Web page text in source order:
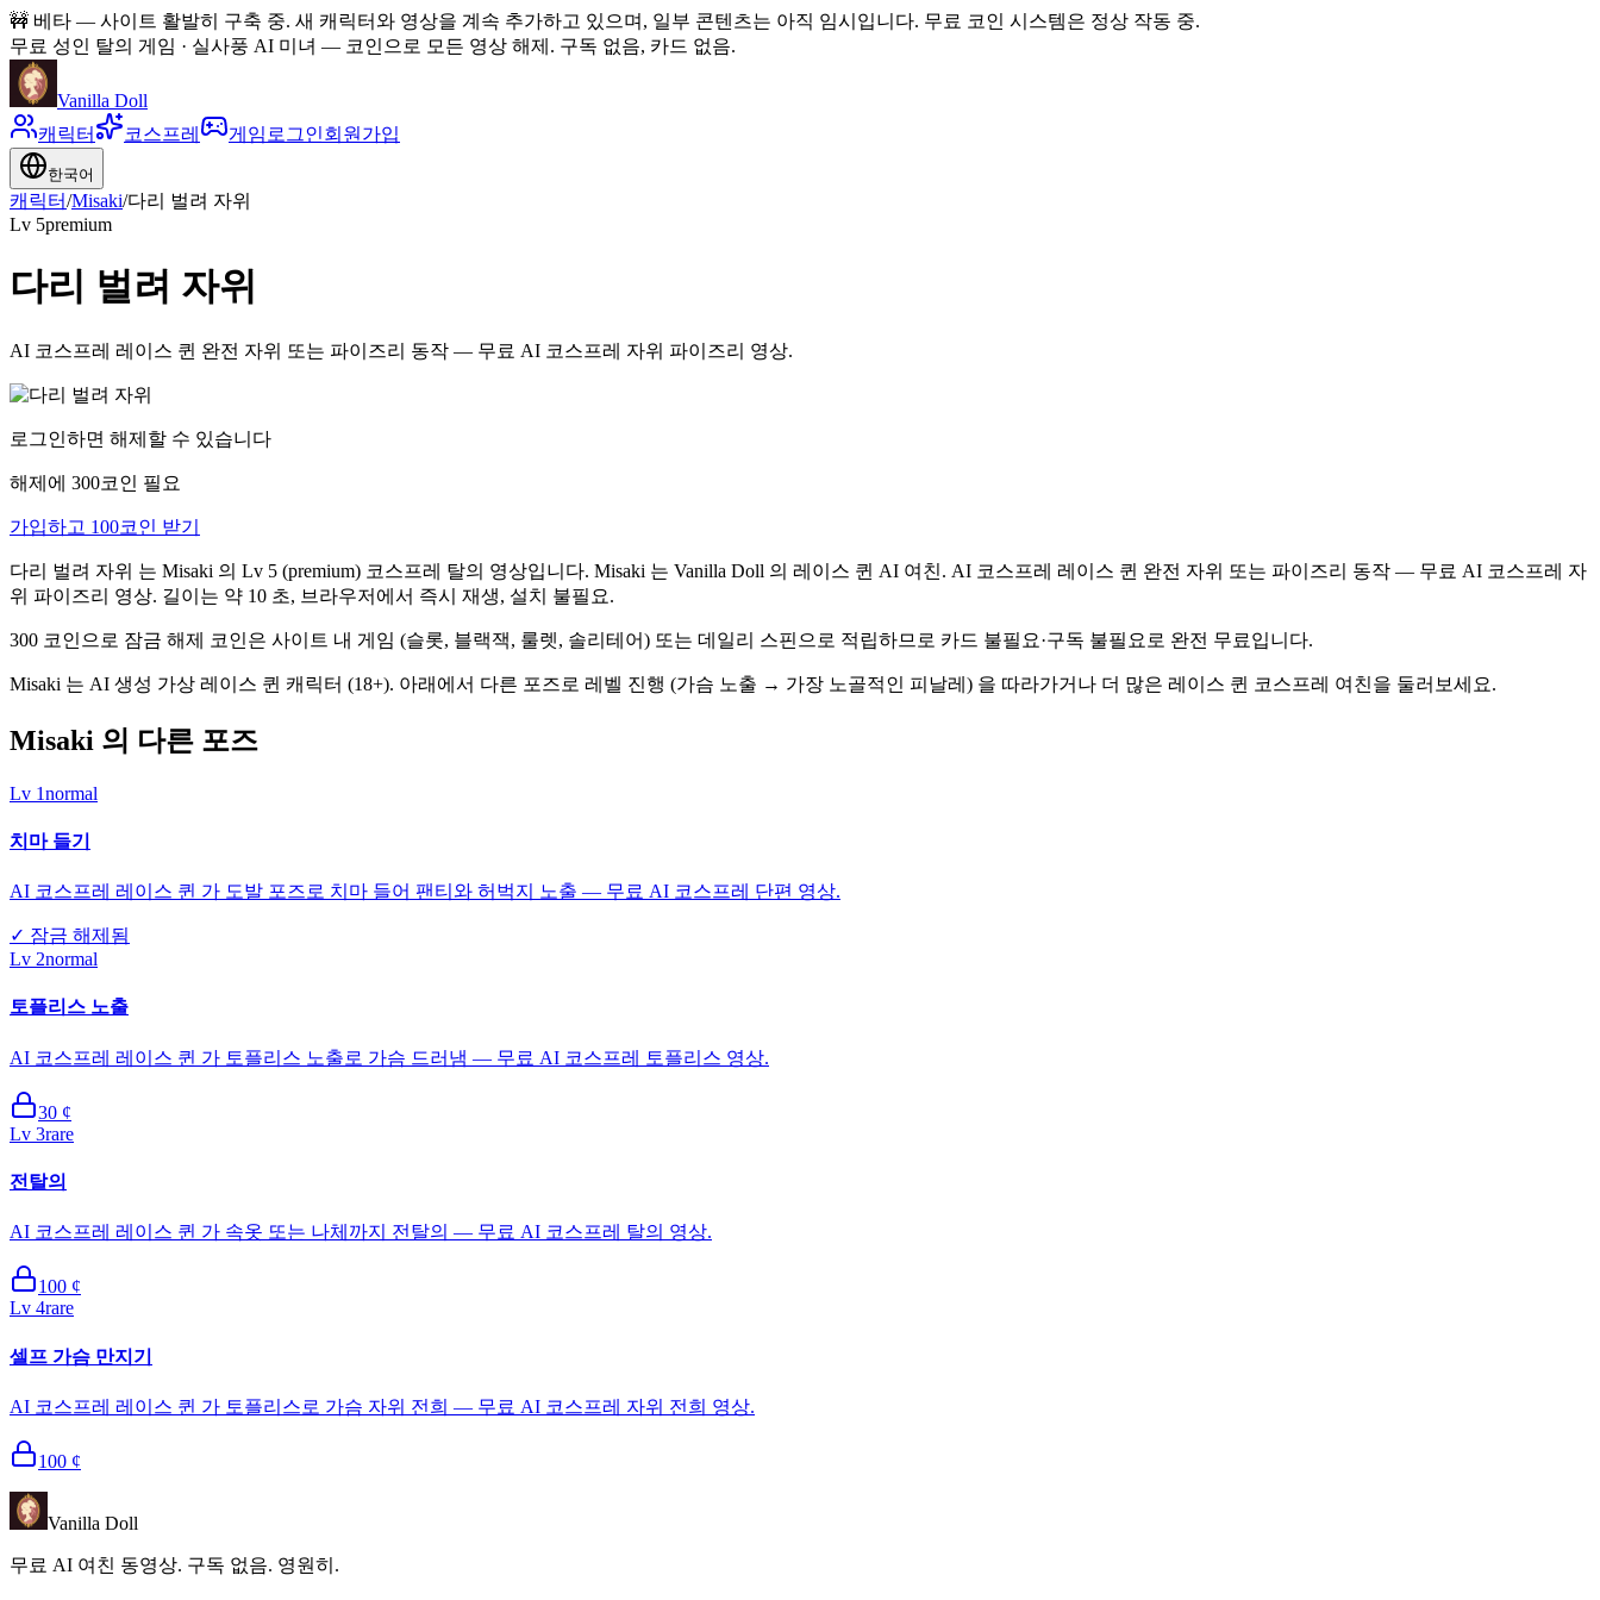
🚧 베타 — 사이트 활발히 구축 중. 새 캐릭터와 영상을 계속 추가하고 있으며, 일부 콘텐츠는 아직 임시입니다. 무료 코인 시스템은 정상 작동 중.
무료 성인 탈의 게임 · 실사풍 AI 미녀 — 코인으로 모든 영상 해제. 구독 없음, 카드 없음.
Vanilla Doll
캐릭터
코스프레 게임 로그인회원가입
한국어
캐릭터/Misaki/다리 벌려 자위
Lv 5premium
다리 벌려 자위
AI 코스프레 레이스 퀸 완전 자위 또는 파이즈리 동작 — 무료 AI 코스프레 자위 파이즈리 영상.
로그인하면 해제할 수 있습니다
해제에 300코인 필요
가입하고 100코인 받기
다리 벌려 자위 는 Misaki 의 Lv 5 (premium) 코스프레 탈의 영상입니다. Misaki 는 Vanilla Doll 의 레이스 퀸 AI 여친. AI 코스프레 레이스 퀸 완전 자위 또는 파이즈리 동작 — 무료 AI 코스프레 자
위 파이즈리 영상. 길이는 약 10 초, 브라우저에서 즉시 재생, 설치 불필요.
300 코인으로 잠금 해제 코인은 사이트 내 게임 (슬롯, 블랙잭, 룰렛, 솔리테어) 또는 데일리 스핀으로 적립하므로 카드 불필요·구독 불필요로 완전 무료입니다.
Misaki 는 AI 생성 가상 레이스 퀸 캐릭터 (18+). 아래에서 다른 포즈로 레벨 진행 (가슴 노출 → 가장 노골적인 피날레) 을 따라가거나 더 많은 레이스 퀸 코스프레 여친을 둘러보세요.
Misaki 의 다른 포즈
Lv 1normal
치마 들기
AI 코스프레 레이스 퀸 가 도발 포즈로 치마 들어 팬티와 허벅지 노출 — 무료 AI 코스프레 단편 영상.
✓ 잠금 해제됨
Lv 2normal
토플리스 노출
AI 코스프레 레이스 퀸 가 토플리스 노출로 가슴 드러냄 — 무료 AI 코스프레 토플리스 영상.
30 ¢
Lv 3rare
전탈의
AI 코스프레 레이스 퀸 가 속옷 또는 나체까지 전탈의 — 무료 AI 코스프레 탈의 영상.
100 ¢
Lv 4rare
셀프 가슴 만지기
AI 코스프레 레이스 퀸 가 토플리스로 가슴 자위 전희 — 무료 AI 코스프레 자위 전희 영상.
100 ¢
Vanilla Doll
무료 AI 여친 동영상. 구독 없음. 영원히.